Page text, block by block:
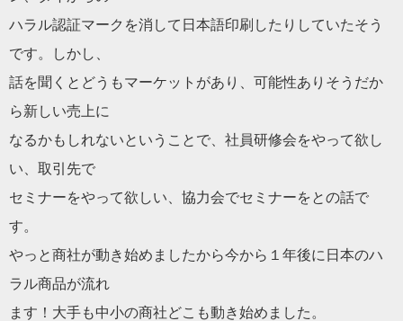
ハラル認証マークを消して日本語印刷したりしていたそう
です。
しかし、
話を聞くとどうもマーケットがあり、 可能性ありそうだか
ら新しい売上に
なるかもしれないということで、社員研修会をやって欲し
い、 取引先で
セミナーをやって欲しい、協力会でセミナーをとの話で
す。
やっと商社が動き始めましたから今から１年後に日本のハ
ラル商品が流れ
ます！大手も中小の商社どこも動き始めました。